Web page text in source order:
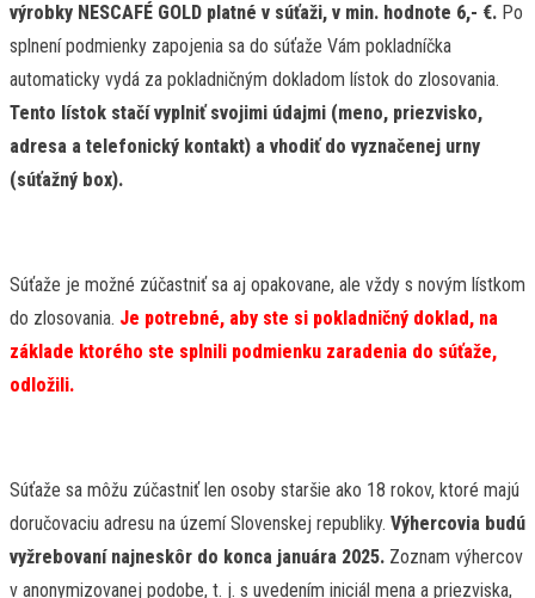
výrobky NESCAFÉ GOLD platné v súťaži, v min. hodnote 6,- €. Po
splnení podmienky zapojenia sa do súťaže Vám pokladníčka
automaticky vydá za pokladničným dokladom lístok do zlosovania.
Tento lístok stačí vyplniť svojimi údajmi (meno, priezvisko,
adresa a telefonický kontakt) a vhodiť do vyznačenej urny
(súťažný box).
Súťaže je možné zúčastniť sa aj opakovane, ale vždy s novým lístkom
do zlosovania. Je potrebné, aby ste si pokladničný doklad, na
základe ktorého ste splnili podmienku zaradenia do súťaže,
odložili.
Súťaže sa môžu zúčastniť len osoby staršie ako 18 rokov, ktoré majú
doručovaciu adresu na území Slovenskej republiky. Výhercovia budú
vyžrebovaní najneskôr do konca januára 2025. Zoznam výhercov
v anonymizovanej podobe, t. j. s uvedením iniciál mena a priezviska,